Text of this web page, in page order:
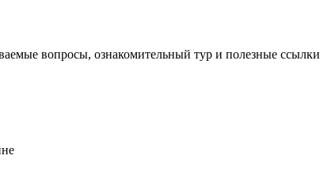
вопросы, ознакомительный тур и полезные ссылки